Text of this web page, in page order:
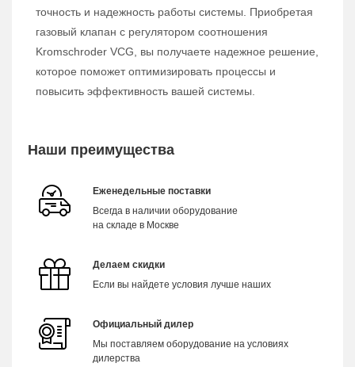
точность и надежность работы системы. Приобретая
газовый клапан с регулятором соотношения
Kromschroder VCG, вы получаете надежное решение,
которое поможет оптимизировать процессы и
повысить эффективность вашей системы.
Наши преимущества
Еженедельные поставки
Всегда в наличии оборудование
на складе в Москве
Делаем скидки
Если вы найдете условия лучше наших
Официальный дилер
Мы поставляем оборудование на условиях
дилерства